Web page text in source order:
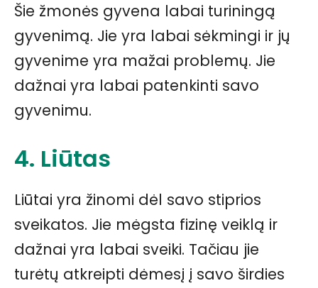
Šie žmonės gyvena labai turiningą
gyvenimą. Jie yra labai sėkmingi ir jų
gyvenime yra mažai problemų. Jie
dažnai yra labai patenkinti savo
gyvenimu.
4. Liūtas
Liūtai yra žinomi dėl savo stiprios
sveikatos. Jie mėgsta fizinę veiklą ir
dažnai yra labai sveiki. Tačiau jie
turėtų atkreipti dėmesį į savo širdies